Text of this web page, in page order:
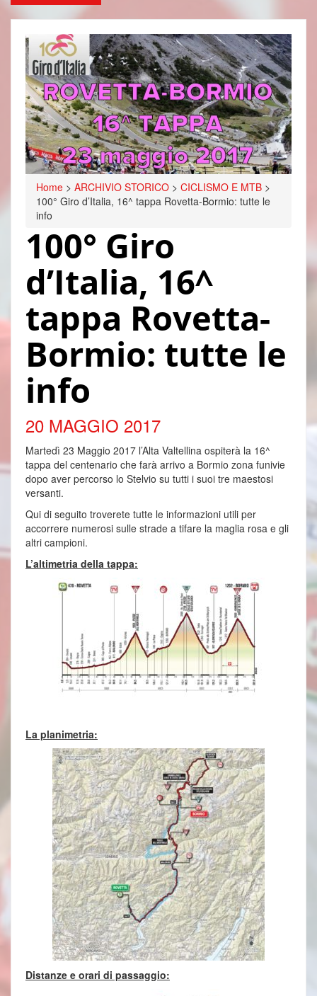
Home > ARCHIVIO STORICO > CICLISMO E MTB >
100° Giro d’Italia, 16^ tappa Rovetta-Bormio: tutte le
info
100° Giro
d’Italia, 16^
tappa Rovetta-
Bormio: tutte le
info
20 MAGGIO 2017
Martedì 23 Maggio 2017 l’Alta Valtellina ospiterà la 16^
tappa del centenario che farà arrivo a Bormio zona funivie
dopo aver percorso lo Stelvio su tutti i suoi tre maestosi
versanti.
Qui di seguito troverete tutte le informazioni utili per
accorrere numerosi sulle strade a tifare la maglia rosa e gli
altri campioni.
L’altimetria della tappa:
La planimetria:
Distanze e orari di passaggio: